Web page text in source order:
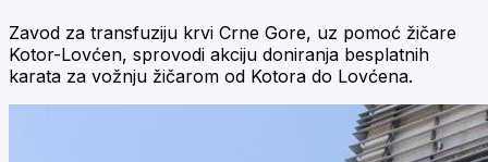
Zavod za transfuziju krvi Crne Gore, uz pomoć žičare
Kotor-Lovćen, sprovodi akciju doniranja besplatnih
karata za vožnju žičarom od Kotora do Lovćena.